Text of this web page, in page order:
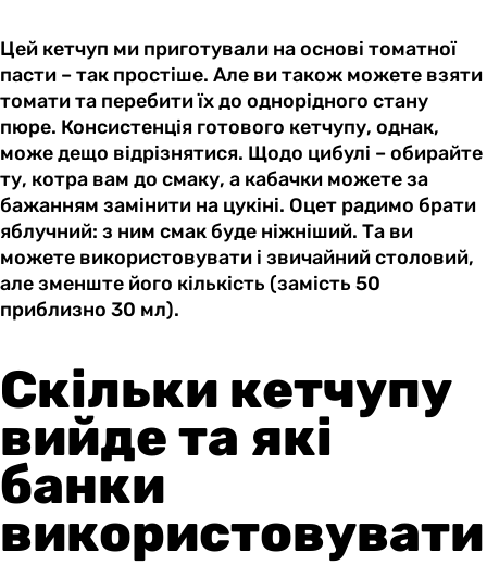
Цей кетчуп ми приготували на основі томатної
пасти – так простіше. Але ви також можете взяти
томати та перебити їх до однорідного стану
пюре. Консистенція готового кетчупу, однак,
може дещо відрізнятися. Щодо цибулі – обирайте
ту, котра вам до смаку, а кабачки можете за
бажанням замінити на цукіні. Оцет радимо брати
яблучний: з ним смак буде ніжніший. Та ви
можете використовувати і звичайний столовий,
але зменште його кількість (замість 50
приблизно 30 мл).
Скільки кетчупу
вийде та які
банки
використовувати